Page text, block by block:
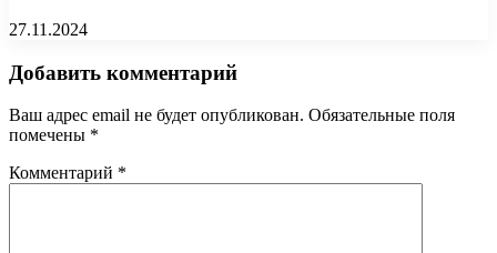
27.11.2024
Добавить комментарий
Ваш адрес email не будет опубликован. Обязательные поля
помечены *
Комментарий *